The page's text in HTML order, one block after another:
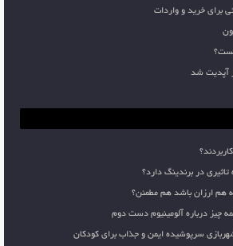
برای خرید و واردات
آپدیت شد
در برندینگ دارد؟
هم ارزان باشد هم مطمئن؟
چیز درباره آلومینیوم دست دوم
سرپوشیده ایمن و جذاب برای کودکان